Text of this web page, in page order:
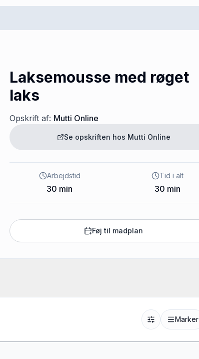
Laksemousse med røget
laks
Opskrift af: Mutti Online
Se opskriften hos Mutti Online
Arbejdstid
30 min
Tid i alt
30 min
Føj til madplan
Marker